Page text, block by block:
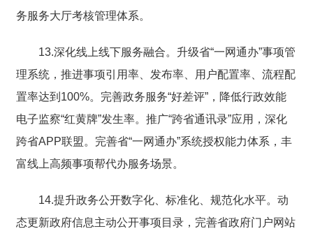
务服务大厅考核管理体系。
13.深化线上线下服务融合。升级省“一网通办”事项管
理系统，推进事项引用率、发布率、用户配置率、流程配
置率达到100%。完善政务服务“好差评”，降低行政效能
电子监察“红黄牌”发生率。推广“跨省通讯录”应用，深化
跨省APP联盟。完善省“一网通办”系统授权能力体系，丰
富线上高频事项帮代办服务场景。
14.提升政务公开数字化、标准化、规范化水平。动
态更新政府信息主动公开事项目录，完善省政府门户网站